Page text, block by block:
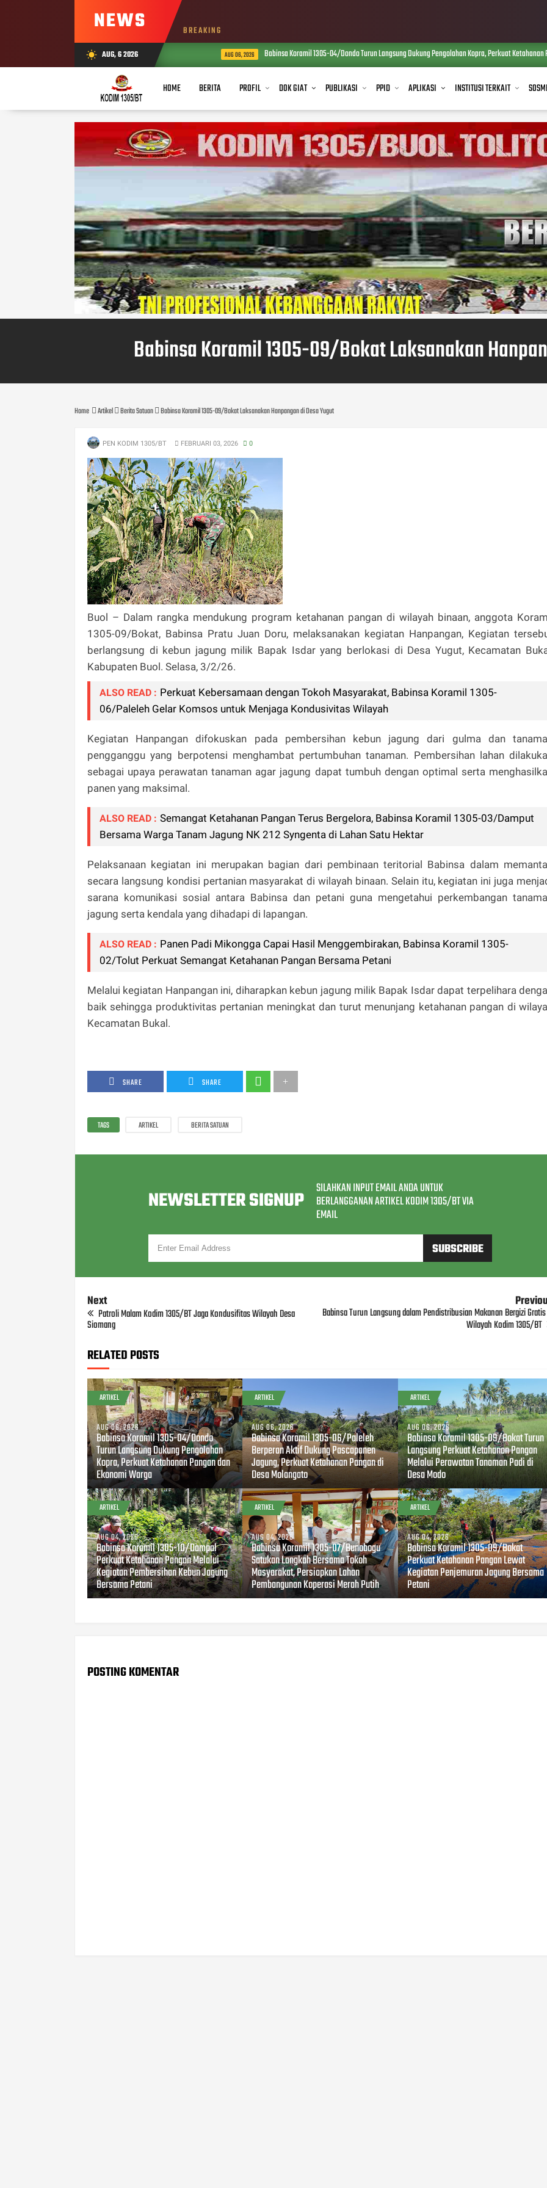
NEWS BREAKING
wb_sunny AUG, 6 2026 AUG 06, 2026 Babinsa Koramil 1305-04/Dondo Turun Langsung Dukung Pengolahan Kopra, Perkuat Ketahanan
HOME BERITA PROFIL DOK GIAT PUBLIKASI PPID APLIKASI INSTITUSI TERKAIT
Babinsa Koramil 1305-09/Bokat Laksanakan
Home Artikel Berita Satuan Babinsa Koramil 1305-09/Bokat Laksanakan Hanpangan di Desa Yugut
PEN KODIM 1305/BT FEBRUARI 03, 2026 0
Buol – Dalam rangka mendukung program ketahanan pangan di wilayah binaan, anggota
1305-09/Bokat, Babinsa Pratu Juan Doru, melaksanakan kegiatan Hanpangan, Kegiatan
berlangsung di kebun jagung milik Bapak Isdar yang berlokasi di Desa Yugut, Kecamatan
Kabupaten Buol. Selasa, 3/2/26.
ALSO READ : Perkuat Kebersamaan dengan Tokoh Masyarakat, Babinsa Koramil 1305-
06/Paleleh Gelar Komsos untuk Menjaga Kondusivitas Wilayah
Kegiatan Hanpangan difokuskan pada pembersihan kebun jagung dari gulma dan
pengganggu yang berpotensi menghambat pertumbuhan tanaman. Pembersihan lahan
sebagai upaya perawatan tanaman agar jagung dapat tumbuh dengan optimal serta
panen yang maksimal.
ALSO READ : Semangat Ketahanan Pangan Terus Bergelora, Babinsa Koramil 1305-03/Damput
Bersama Warga Tanam Jagung NK 212 Syngenta di Lahan Satu Hektar
Pelaksanaan kegiatan ini merupakan bagian dari pembinaan teritorial Babinsa dalam
secara langsung kondisi pertanian masyarakat di wilayah binaan. Selain itu, kegiatan ini juga
sarana komunikasi sosial antara Babinsa dan petani guna mengetahui perkembangan
jagung serta kendala yang dihadapi di lapangan.
ALSO READ : Panen Padi Mikongga Capai Hasil Menggembirakan, Babinsa Koramil 1305-
02/Tolut Perkuat Semangat Ketahanan Pangan Bersama Petani
Melalui kegiatan Hanpangan ini, diharapkan kebun jagung milik Bapak Isdar dapat terpelihara
baik sehingga produktivitas pertanian meningkat dan turut menunjang ketahanan pangan di
Kecamatan Bukal.
SHARE SHARE
TAGS ARTIKEL BERITA SATUAN
NEWSLETTER SIGNUP SILAHKAN INPUT EMAIL ANDA UNTUK
BERLANGGANAN ARTIKEL KODIM 1305/BT VIA
EMAIL
Next
Patroli Malam Kodim 1305/BT Jaga Kondusifitas Wilayah Desa
Siomang
Babinsa Turun Langsung dalam Pendistribusian Makanan Bergizi
Wilayah Kodim 1305/BT
RELATED POSTS
ARTIKEL
AUG 06, 2026
Babinsa Koramil 1305-04/Dondo
Turun Langsung Dukung Pengolahan
Kopra, Perkuat Ketahanan Pangan dan
Ekonomi Warga
ARTIKEL
AUG 06, 2026
Babinsa Koramil 1305-06/Paleleh
Berperan Aktif Dukung Pascapanen
Jagung, Perkuat Ketahanan Pangan di
Desa Molangato
ARTIKEL
AUG 06, 2026
Babinsa Koramil 1305-09/Bokat Turun
Langsung Perkuat Ketahanan Pangan
Melalui Perawatan Tanaman Padi di
Desa Modo
ARTIKEL
AUG 04, 2026
Babinsa Koramil 1305-10/Dampal
Perkuat Ketahanan Pangan Melalui
Kegiatan Pembersihan Kebun Jagung
Bersama Petani
ARTIKEL
AUG 04, 2026
Babinsa Koramil 1305-07/Bunobogu
Satukan Langkah Bersama Tokoh
Masyarakat, Persiapkan Lahan
Pembangunan Koperasi Merah Putih
ARTIKEL
AUG 04, 2026
Babinsa Koramil 1305-09/Bokat
Perkuat Ketahanan Pangan Lewat
Kegiatan Penjemuran Jagung Bersama
Petani
POSTING KOMENTAR